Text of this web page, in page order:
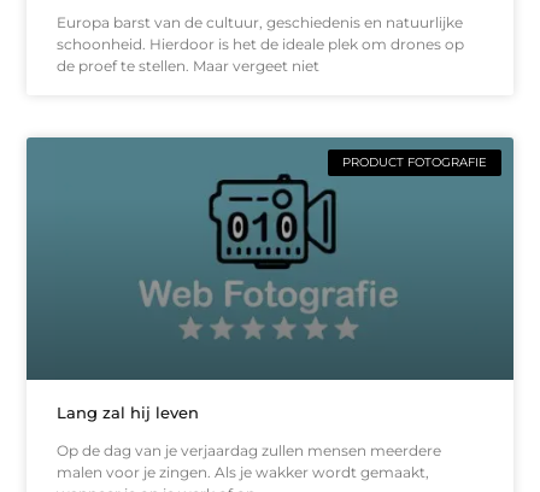
Europa barst van de cultuur, geschiedenis en natuurlijke
schoonheid. Hierdoor is het de ideale plek om drones op
de proef te stellen. Maar vergeet niet
PRODUCT FOTOGRAFIE
Lang zal hij leven
Op de dag van je verjaardag zullen mensen meerdere
malen voor je zingen. Als je wakker wordt gemaakt,